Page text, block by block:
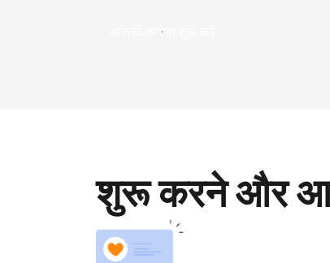
आज ही कमाना शुरू करें
शुरू करने और